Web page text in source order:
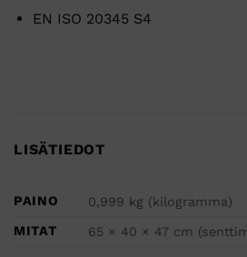
EN ISO 20345 S4
LISÄTIEDOT
PAINO
0,999 kg (kilogramma)
MITAT
65 × 40 × 47 cm